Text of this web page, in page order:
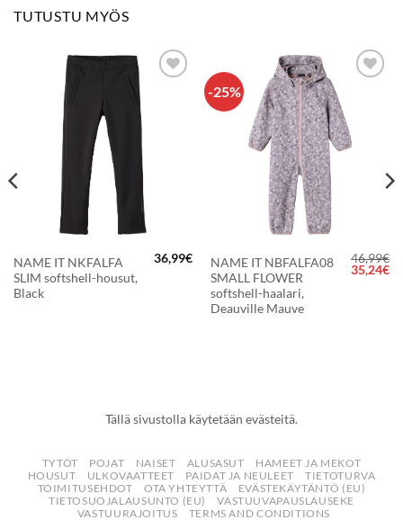
TUTUSTU MYÖS
LISÄÄ
SUOSIKKEIHIN
NAME IT NKFALFA
SLIM softshell-housut,
Black
36,99€
-25%
LISÄÄ
SUOSIKKEIHIN
NAME IT NBFALFA08
SMALL FLOWER
softshell-haalari,
Deauville Mauve
46,99€
hinta
35,24€
Tällä sivustolla käytetään evästeitä.
TYTÖT POJAT NAISET ALUSASUT
HAMEET JA MEKOT
HOUSUT
ULKOVAATTEET PAIDAT JA NEULEET
TIETOTURVA
TOIMITUSEHDOT
OTA YHTEYTTÄ
EVÄSTEKÄYTÄNTÖ (EU)
TIETOSUOJALAUSUNTO (EU)
VASTUUVAPAUSLAUSEKE
VASTUURAJOITUS
TERMS AND CONDITIONS